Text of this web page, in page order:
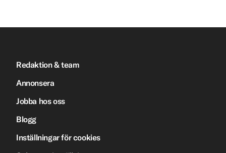
Redaktion & team
Annonsera
Jobba hos oss
Blogg
Inställningar för cookies